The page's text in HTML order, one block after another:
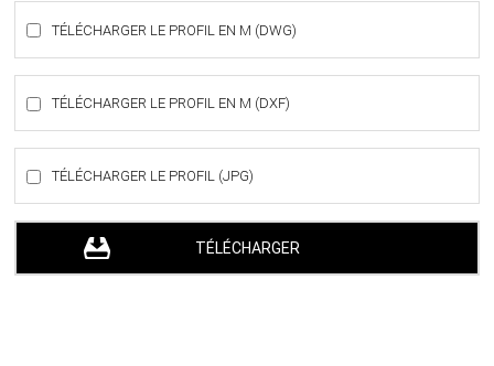
TÉLÉCHARGER LE PROFIL EN M (DWG)
TÉLÉCHARGER LE PROFIL EN M (DXF)
TÉLÉCHARGER LE PROFIL (JPG)